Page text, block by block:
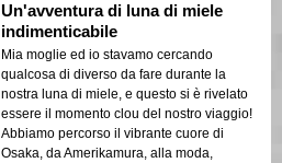
vivamente se vuoi vedere la città da una
prospettiva completamente nuova. Non
vedo l'ora di farlo di nuovo! 🎉
Un'avventura di luna di miele
indimenticabile
Mia moglie ed io stavamo cercando
qualcosa di diverso da fare durante la
nostra luna di miele, e questo si è rivelato
essere il momento clou del nostro viaggio!
Abbiamo percorso il vibrante cuore di
Osaka, da Amerikamura, alla moda,